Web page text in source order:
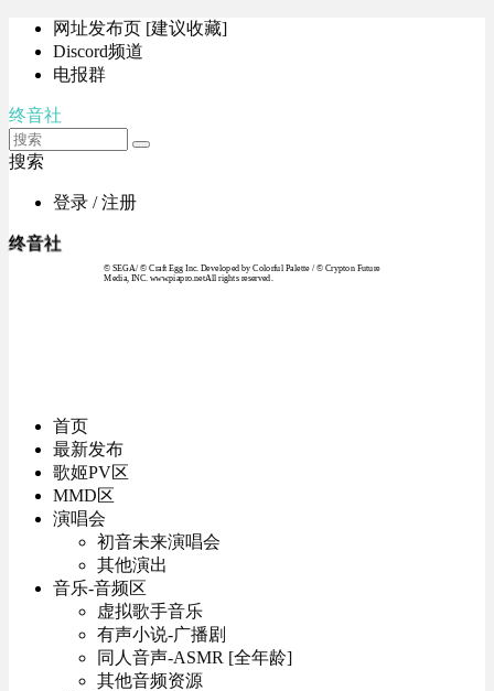
网址发布页 [建议收藏]
Discord频道
电报群
终音社
搜索
登录 / 注册
终音社
© SEGA / © Craft Egg Inc. Developed by Colorful Palette / © Crypton Future
Media, INC. www.piapro.netAll rights reserved.
首页
最新发布
歌姬PV区
MMD区
演唱会
初音未来演唱会
其他演出
音乐-音频区
虚拟歌手音乐
有声小说-广播剧
同人音声-ASMR [全年龄]
其他音频资源